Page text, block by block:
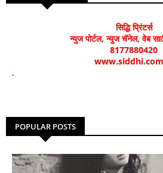
सिद्धि प्रिंटर्स
न्युज पोर्टल, न्युज चॅनेल, वेब
8177880420
.
POPULAR POSTS